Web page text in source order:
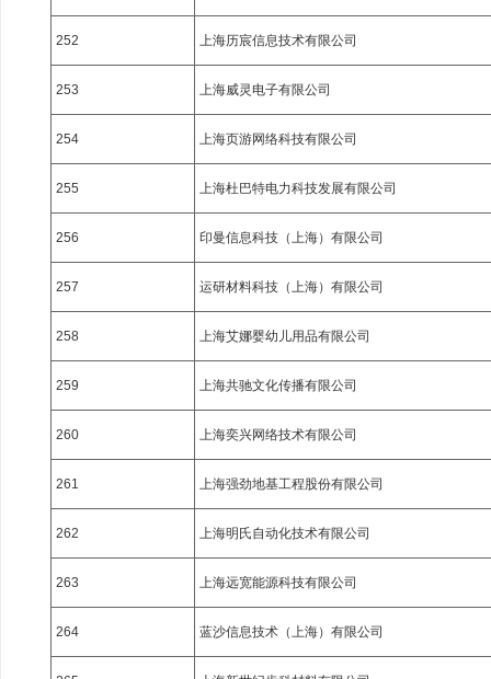
252 上海历宸信息技术有限公司
253 上海威灵电子有限公司
254 上海页游网络科技有限公司
255 上海杜巴特电力科技发展有限公司
256 印曼信息科技（上海）有限公司
257 运研材料科技（上海）有限公司
258 上海艾娜婴幼儿用品有限公司
259 上海共驰文化传播有限公司
260 上海奕兴网络技术有限公司
261 上海强劲地基工程股份有限公司
262 上海明氏自动化技术有限公司
263 上海远宽能源科技有限公司
264 蓝沙信息技术（上海）有限公司